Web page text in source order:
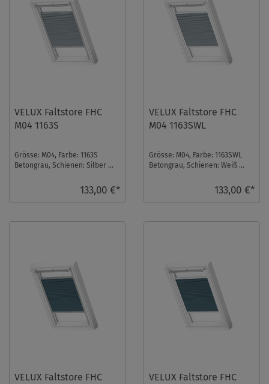
VELUX Faltstore FHC
M04 1163S
Grösse: M04, Farbe: 1163S
Betongrau, Schienen: Silber ...
133,00 €*
VELUX Faltstore FHC
M04 1163SWL
Grösse: M04, Farbe: 1163SWL
Betongrau, Schienen: Weiß ...
133,00 €*
VELUX Faltstore FHC
VELUX Faltstore FHC